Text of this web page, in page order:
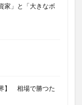
家」と「大きなボ
】 相場で勝つた